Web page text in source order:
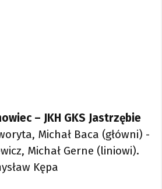
– JKH GKS Jastrzębie
Michał Baca (główni) -
Michał Gerne (liniowi).
Kępa